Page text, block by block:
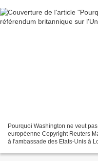
Pourquoi Washington ne veut
européenne Copyright Reuters
à l'ambassade des Etats-Unis à